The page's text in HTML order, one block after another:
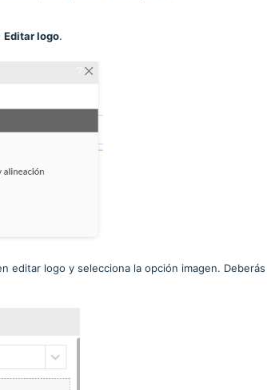
Editar logo.
editar logo y selecciona la opción imagen. Deberás